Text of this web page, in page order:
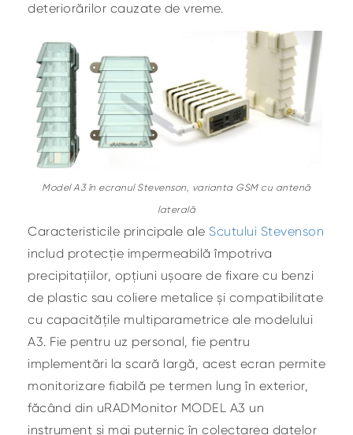
deteriorărilor cauzate de vreme.
Model A3 în ecranul Stevenson, varianta GSM cu antenă
laterală
Caracteristicile principale ale Scutului Stevenson
includ protecție impermeabilă împotriva
precipitațiilor, opțiuni ușoare de fixare cu benzi
de plastic sau coliere metalice și compatibilitate
cu capacitățile multiparametrice ale modelului
A3. Fie pentru uz personal, fie pentru
implementări la scară largă, acest ecran permite
monitorizare fiabilă pe termen lung în exterior,
făcând din uRADMonitor MODEL A3 un
instrument și mai puternic în colectarea datelor